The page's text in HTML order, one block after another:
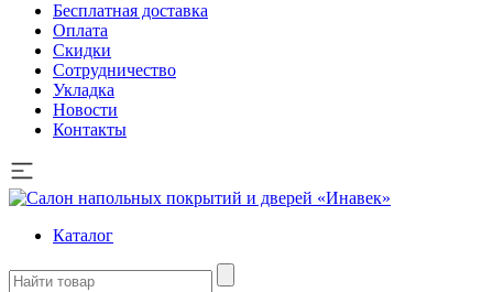
Бесплатная доставка
Оплата
Скидки
Сотрудничество
Укладка
Новости
Контакты
Каталог